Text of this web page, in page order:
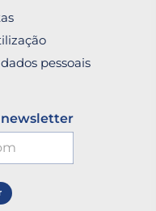
pessoais
newsletter